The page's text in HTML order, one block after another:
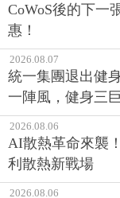
CoWoS後的下一
惠！
2026.08.07
統一集團退出健
一陣風，健身三
2026.08.06
AI散熱革命來襲
利散熱新戰場
2026.08.06